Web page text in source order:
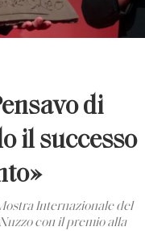
di
il successo
Internazionale del
con il premio alla